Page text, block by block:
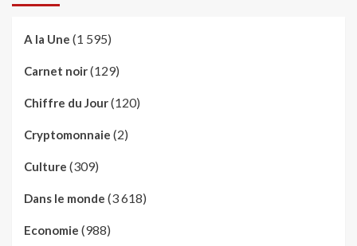
A la Une (1 595)
Carnet noir(129)
Chiffre du Jour(120)
Cryptomonnaie (2)
Culture (309)
Dans le monde (3 618)
Economie (988)